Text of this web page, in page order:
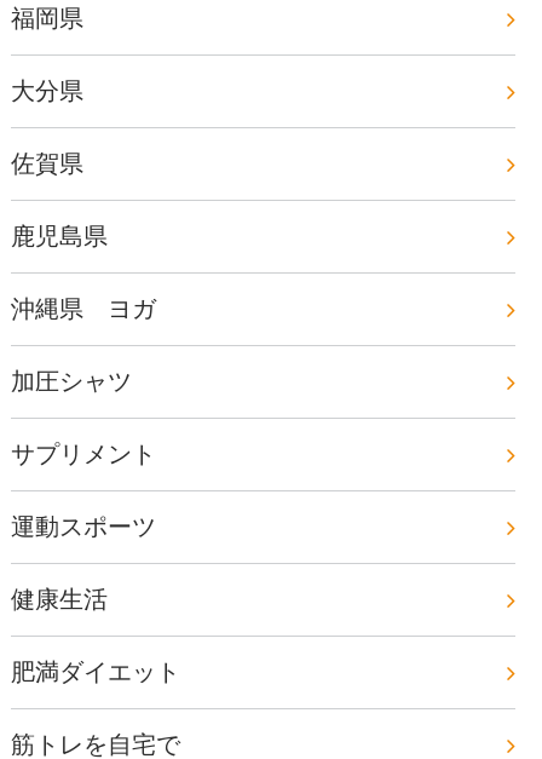
福岡県
大分県
佐賀県
鹿児島県
沖縄県 ヨガ
加圧シャツ
サプリメント
運動スポーツ
健康生活
肥満ダイエット
筋トレを自宅で